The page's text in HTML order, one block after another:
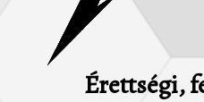
Érettségi,